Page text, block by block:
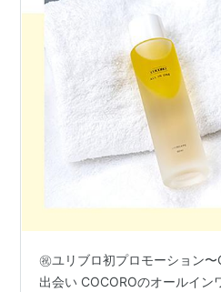
㊗ユリブロ初プロモーション
出会い COCOROのオールイン